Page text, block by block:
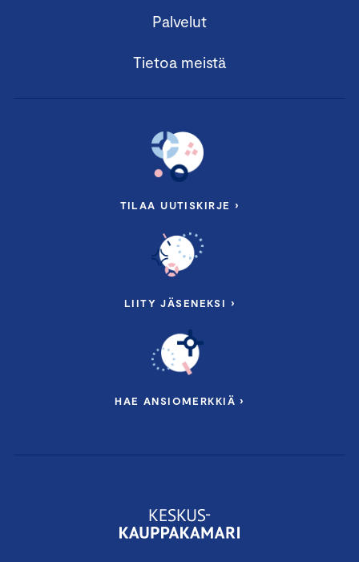
Palvelut
Tietoa meistä
TILAA UUTISKIRJE ›
LIITY JÄSENEKSI ›
HAE ANSIOMERKKIÄ ›